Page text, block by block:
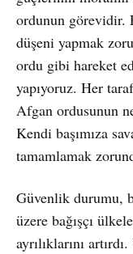
ordunun görevidir.
düşeni yapmak
ordu gibi hareket
yapıyoruz. Her
Afgan ordusunun
Kendi başımıza
tamamlamak
Güvenlik durumu,
üzere bağışçı
ayrılıklarını